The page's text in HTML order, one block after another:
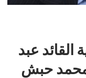
القائد عبد
محمد حبش